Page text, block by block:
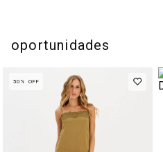
oportunidades
50% OFF